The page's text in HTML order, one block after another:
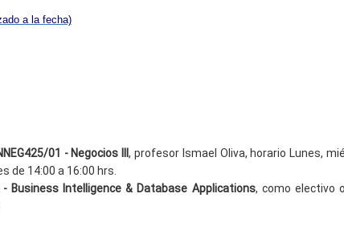
a la fecha)
01 - Negocios III, profesor Ismael Oliva, horario Lunes,
de 14:00 a 16:00 hrs.
- Business Intelligence & Database Applications, como electivo